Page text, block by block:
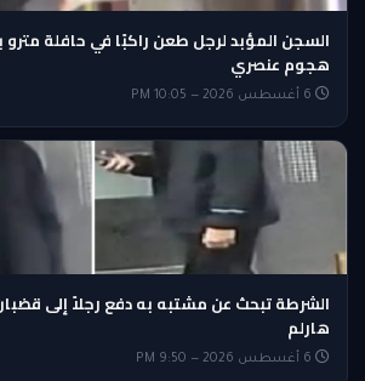
السجن المؤبد لرجل طعن راكبًا في حافلة
هجوم عنصري
الشرطة تبحث عن مشتبه به دفع رجلاً إلى
هارلم